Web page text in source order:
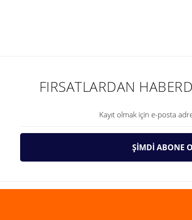
Gönder
FIRSATLARDAN
ŞİMDİ ABONE